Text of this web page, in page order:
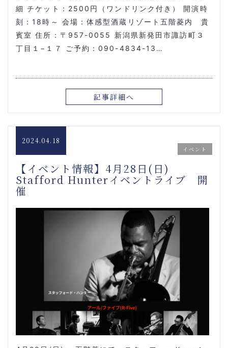
細 チケット：2500円（ワンドリンク付き） 開演時
刻：18時～ 会場：体感型酒蔵リゾート五階菱内 貴
賓室 住所：〒957-0055 新潟県新発田市諏訪町３
丁目１−１７ ご予約：090-4834-13…
記事詳細へ
2024.04.18
イベント
【イベント情報】4月28日(日)
Stafford Hunterイベントライブ 開
催